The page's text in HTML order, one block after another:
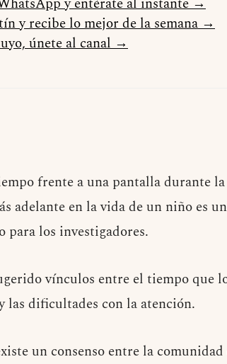
y recibe lo mejor de la semana →
únete al canal →
frente a una pantalla durante
adelante en la vida de un niño es
para los investigadores.
vínculos entre el tiempo que
las dificultades con la atención.
un consenso entre la